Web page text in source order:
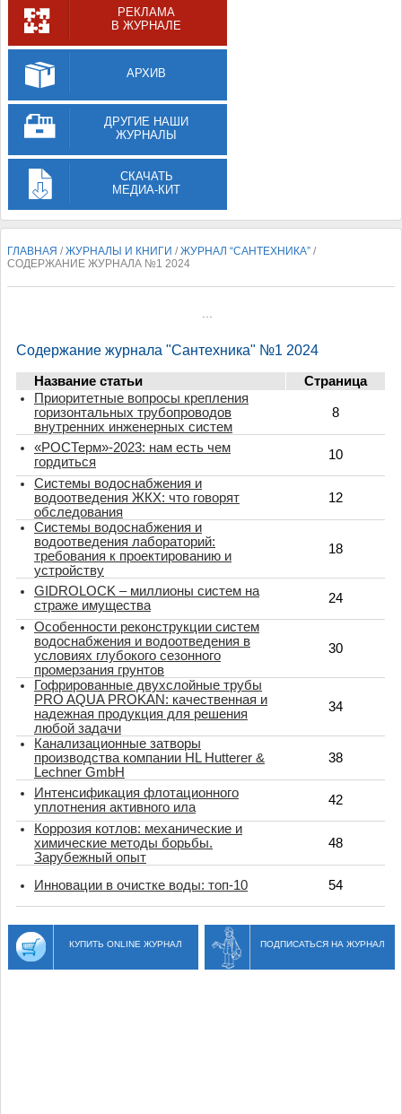
РЕКЛАМА
В ЖУРНАЛЕ
АРХИВ
ДРУГИЕ НАШИ
ЖУРНАЛЫ
СКАЧАТЬ
МЕДИА-КИТ
ГЛАВНАЯ /ЖУРНАЛЫ И КНИГИ /ЖУРНАЛ “САНТЕХНИКА” /
СОДЕРЖАНИЕ ЖУРНАЛА №1 2024
Содержание журнала "Сантехника" №1 2024
Название статьи
Страница
Приоритетные вопросы крепления
горизонтальных трубопроводов
внутренних инженерных систем
8
«РОСТерм»-2023: нам есть чем
гордиться
10
Системы водоснабжения и
водоотведения ЖКХ: что говорят
обследования
12
Системы водоснабжения и
водоотведения лабораторий:
требования к проектированию и
устройству
18
GIDROLOCK – миллионы систем на
страже имущества
24
Особенности реконструкции систем
водоснабжения и водоотведения в
условиях глубокого сезонного
промерзания грунтов
30
Гофрированные двухслойные трубы
PRO AQUA PROKAN: качественная и
надежная продукция для решения
любой задачи
34
Канализационные затворы
производства компании HL Hutterer &
Lechner GmbH
38
Интенсификация флотационного
уплотнения активного ила
42
Коррозия котлов: механические и
химические методы борьбы.
Зарубежный опыт
48
Инновации в очистке воды: топ-10 54
КУПИТЬ ONLINE ЖУРНАЛ ПОДПИСАТЬСЯ НА ЖУРНАЛ